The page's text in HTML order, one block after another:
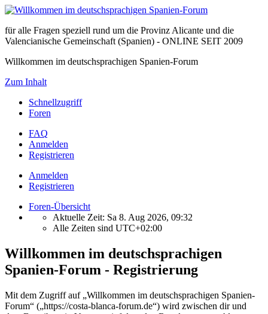
für alle Fragen speziell rund um die Provinz Alicante und die
Valencianische Gemeinschaft (Spanien) - ONLINE SEIT 2009
Willkommen im deutschsprachigen Spanien-Forum
Zum Inhalt
Schnellzugriff
Foren
FAQ
Anmelden
Registrieren
Anmelden
Registrieren
Foren-Übersicht
Aktuelle Zeit: Sa 8. Aug 2026, 09:32
Alle Zeiten sind UTC+02:00
Willkommen im deutschsprachigen
Spanien-Forum - Registrierung
Mit dem Zugriff auf „Willkommen im deutschsprachigen Spanien-
Forum“ („https://costa-blanca-forum.de“) wird zwischen dir und